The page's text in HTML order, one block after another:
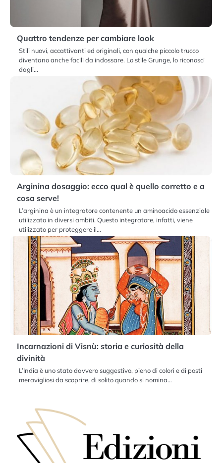
Quattro tendenze per cambiare look
Stili nuovi, accattivanti ed originali, con qualche piccolo trucco
diventano anche facili da indossare. Lo stile Grunge, lo riconosci
dagli…
Arginina dosaggio: ecco qual è quello corretto e a
cosa serve!
L’arginina è un integratore contenente un aminoacido essenziale
utilizzato in diversi ambiti. Questo integratore, infatti, viene
utilizzato per proteggere il…
Incarnazioni di Visnù: storia e curiosità della
divinità
L’India è uno stato davvero suggestivo, pieno di colori e di posti
meravigliosi da scoprire, di solito quando si nomina…